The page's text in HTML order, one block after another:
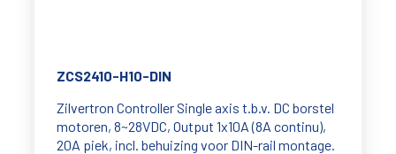
ZCS2410-H10-DIN
Zilvertron Controller Single axis t.b.v. DC borstel
motoren, 8~28VDC, Output 1x10A (8A continu),
20A piek, incl. behuizing voor DIN-rail montage.